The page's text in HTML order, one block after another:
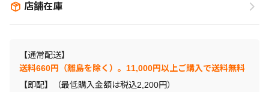
店舗在庫
【通常配送】
送料660円（離島を除く）。11,000円以上ご購入で送料無料
【即配】（最低購入金額は税込2,200円）